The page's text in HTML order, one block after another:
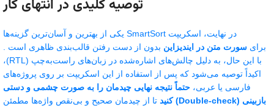
توصیه کلیدی در انتهای کار
در نهایت، اسکریپت SmartSort یکی از بهترین و آسان‌ترین گزینه‌ها
برای سورت متن در ایندیزاین بدون از دست رفتن قالب‌بندی ظاهری است .
با این حال، به دلیل چالش‌های اشاره‌شده در زبان‌های راست‌به‌چپ (RTL)،
اکیداً توصیه می‌شود که پس از استفاده از این اسکریپت بر روی پروژه‌های
فارسی یا عربی، حتماً نتیجه نهایی چیدمان را به صورت چشمی و دستی
بازبینی (Double-check) کنید
تا از چیدمان صحیح و بی‌نقص واژه‌ها مطمئن